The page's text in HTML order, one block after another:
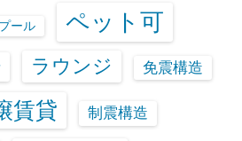
プール ペット可
ラウンジ 免震構造
賃貸 制震構造